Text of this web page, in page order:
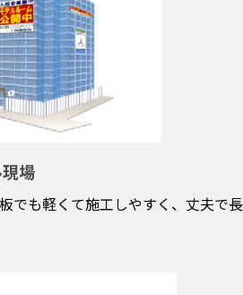
場
でも軽くて施工しやすく、丈夫で長